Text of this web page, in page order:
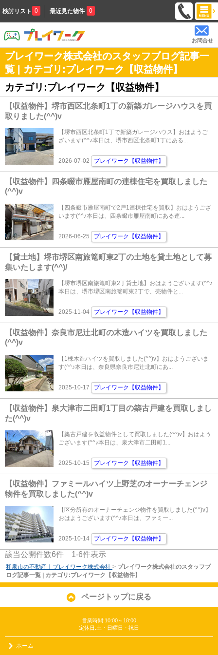
検討リスト 0 最近見た物件 0
お問合せ
プレイワーク株式会社のスタッフブログ記事一
覧 | カテゴリ:プレイワーク【収益物件】
カテゴリ:プレイワーク【収益物件】
【収益物件】堺市西区北条町1丁の新築ガレージハウスを買
取りました(^^)v
【堺市西区北条町1丁で新築ガレージハウス】おはようご
ざいます(^^♪本日は、堺市西区北条町1丁にある...
2026-07-02 プレイワーク【収益物件】
【収益物件】四条畷市雁屋南町の連棟住宅を買取しました
(^^)v
【四条畷市雁屋南町で2戸1連棟住宅を買取】おはようござ
います(^^♪本日は、四条畷市雁屋南町にある連...
2026-06-25 プレイワーク【収益物件】
【貸土地】堺市堺区南旅篭町東2丁の土地を貸土地として募
集いたします(^^)/
【堺市堺区南旅篭町東2丁貸土地】おはようございます(^^♪
本日は、堺市堺区南旅篭町東2丁で、売物件と...
2025-11-04 プレイワーク【収益物件】
【収益物件】奈良市尼辻北町の木造ハイツを買取しました
(^^)v
【1棟木造ハイツを買取しました(^^)v】おはようございま
す(^^♪本日は、奈良県奈良市尼辻北町にあ...
2025-10-17 プレイワーク【収益物件】
【収益物件】泉大津市二田町1丁目の築古戸建を買取しまし
た(^^)v
【築古戸建を収益物件として買取しました(^^)v】おはよう
ございます(^^♪本日は、泉大津市二田町1...
2025-10-15 プレイワーク【収益物件】
【収益物件】ファミールハイツ上野芝のオーナーチェンジ
物件を買取しました(^^)v
【区分所有のオーナーチェンジ物件を買取しました(^^)v】
おはようございます(^^♪本日は、ファミー...
2025-10-14 プレイワーク【収益物件】
該当公開件数6件 1-6件表示
和泉市の不動産｜プレイワーク株式会社 > プレイワーク株式会社のスタッフブ
ログ記事一覧 | カテゴリ:プレイワーク【収益物件】
ページトップに戻る
営業時間:10:00～18:00
定休日:土・日曜日・祝日
ホーム